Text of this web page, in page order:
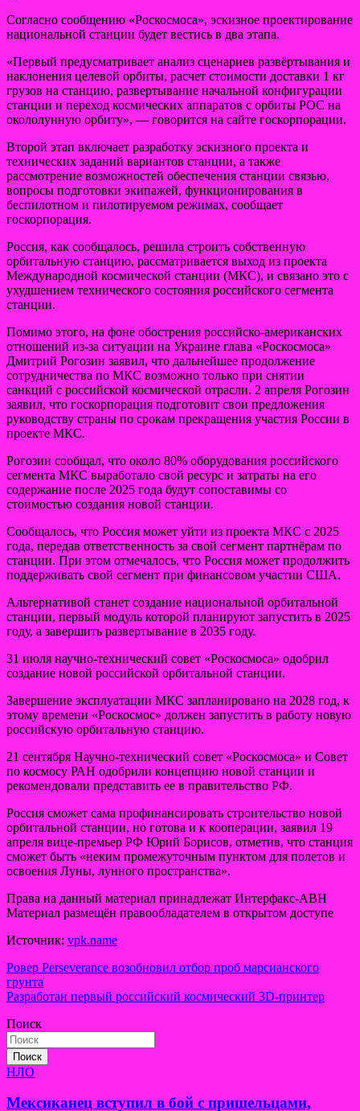
Согласно сообщению «Роскосмоса», эскизное проектирование
национальной станции будет вестись в два этапа.
«Первый предусматривает анализ сценариев развёртывания и
наклонения целевой орбиты, расчет стоимости доставки 1 кг
грузов на станцию, развертывание начальной конфигурации
станции и переход космических аппаратов с орбиты РОС на
окололунную орбиту», — говорится на сайте госкорпорации.
Второй этап включает разработку эскизного проекта и
технических заданий вариантов станции, а также
рассмотрение возможностей обеспечения станции связью,
вопросы подготовки экипажей, функционирования в
беспилотном и пилотируемом режимах, сообщает
госкорпорация.
Россия, как сообщалось, решила строить собственную
орбитальную станцию, рассматривается выход из проекта
Международной космической станции (МКС), и связано это с
ухудшением технического состояния российского сегмента
станции.
Помимо этого, на фоне обострения российско-американских
отношений из-за ситуации на Украине глава «Роскосмоса»
Дмитрий Рогозин заявил, что дальнейшее продолжение
сотрудничества по МКС возможно только при снятии
санкций с российской космической отрасли. 2 апреля Рогозин
заявил, что госкорпорация подготовит свои предложения
руководству страны по срокам прекращения участия России в
проекте МКС.
Рогозин сообщал, что около 80% оборудования российского
сегмента МКС выработало свой ресурс и затраты на его
содержание после 2025 года будут сопоставимы со
стоимостью создания новой станции.
Сообщалось, что Россия может уйти из проекта МКС с 2025
года, передав ответственность за свой сегмент партнёрам по
станции. При этом отмечалось, что Россия может продолжить
поддерживать свой сегмент при финансовом участии США.
Альтернативой станет создание национальной орбитальной
станции, первый модуль которой планируют запустить в 2025
году, а завершить развертывание в 2035 году.
31 июля научно-технический совет «Роскосмоса» одобрил
создание новой российской орбитальной станции.
Завершение эксплуатации МКС запланировано на 2028 год, к
этому времени «Роскосмос» должен запустить в работу новую
российскую орбитальную станцию.
21 сентября Научно-технический совет «Роскосмоса» и Совет
по космосу РАН одобрили концепцию новой станции и
рекомендовали представить ее в правительство РФ.
Россия сможет сама профинансировать строительство новой
орбитальной станции, но готова и к кооперации, заявил 19
апреля вице-премьер РФ Юрий Борисов, отметив, что станция
сможет быть «неким промежуточным пунктом для полетов и
освоения Луны, лунного пространства».
Права на данный материал принадлежат Интерфакс-АВН
Материал размещён правообладателем в открытом доступе
Источник: vpk.name
Навигация
по
Ровер Perseverance возобновил отбор проб марсианского
грунта
Разработан первый российский космический 3D-принтер
Поиск
Поиск
НЛО
Мексиканец вступил в бой с пришельцами,